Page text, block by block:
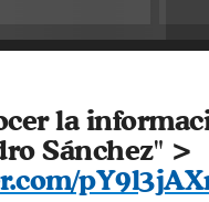
la
Sánchez" >